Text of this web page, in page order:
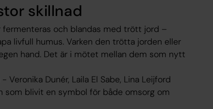
skillnad
och blandas med trött jord –
livfull humus. Varken den trötta jorden eller
hand. Det är i mötet mellan dem som nytt
Dunér, Laila El Sabe, Lina Leijford
som blivit en symbol för både omsorg om